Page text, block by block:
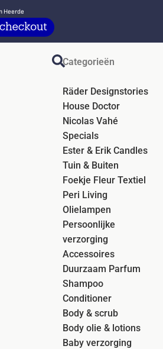
Heerde
Categorieën
Räder Designstories
House Doctor
Nicolas Vahé
Specials
Ester & Erik Candles
Tuin & Buiten
Foekje Fleur Textiel
Peri Living
Olielampen
Persoonlijke
verzorging
Accessoires
Duurzaam Parfum
Shampoo
Conditioner
Body & scrub
Body olie & lotions
Baby verzorging